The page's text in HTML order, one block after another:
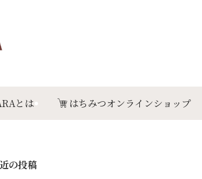
とは はちみつオンラインショップ
の投稿